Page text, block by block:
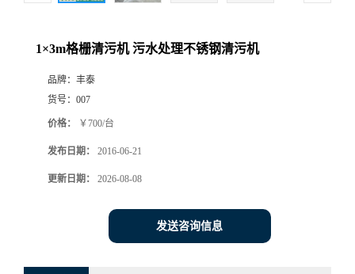
1×3m格栅清污机 污水处理不锈钢清污机
品牌： 丰泰
货号： 007
价格： ￥700/台
发布日期： 2016-06-21
更新日期： 2026-08-08
发送咨询信息